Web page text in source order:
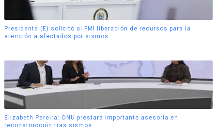
Presidenta (E) solicitó al FMI liberación de recursos para la
atención a afectados por sismos
Elizabeth Pereira: ONU prestará importante asesoría en
reconstrucción tras sismos